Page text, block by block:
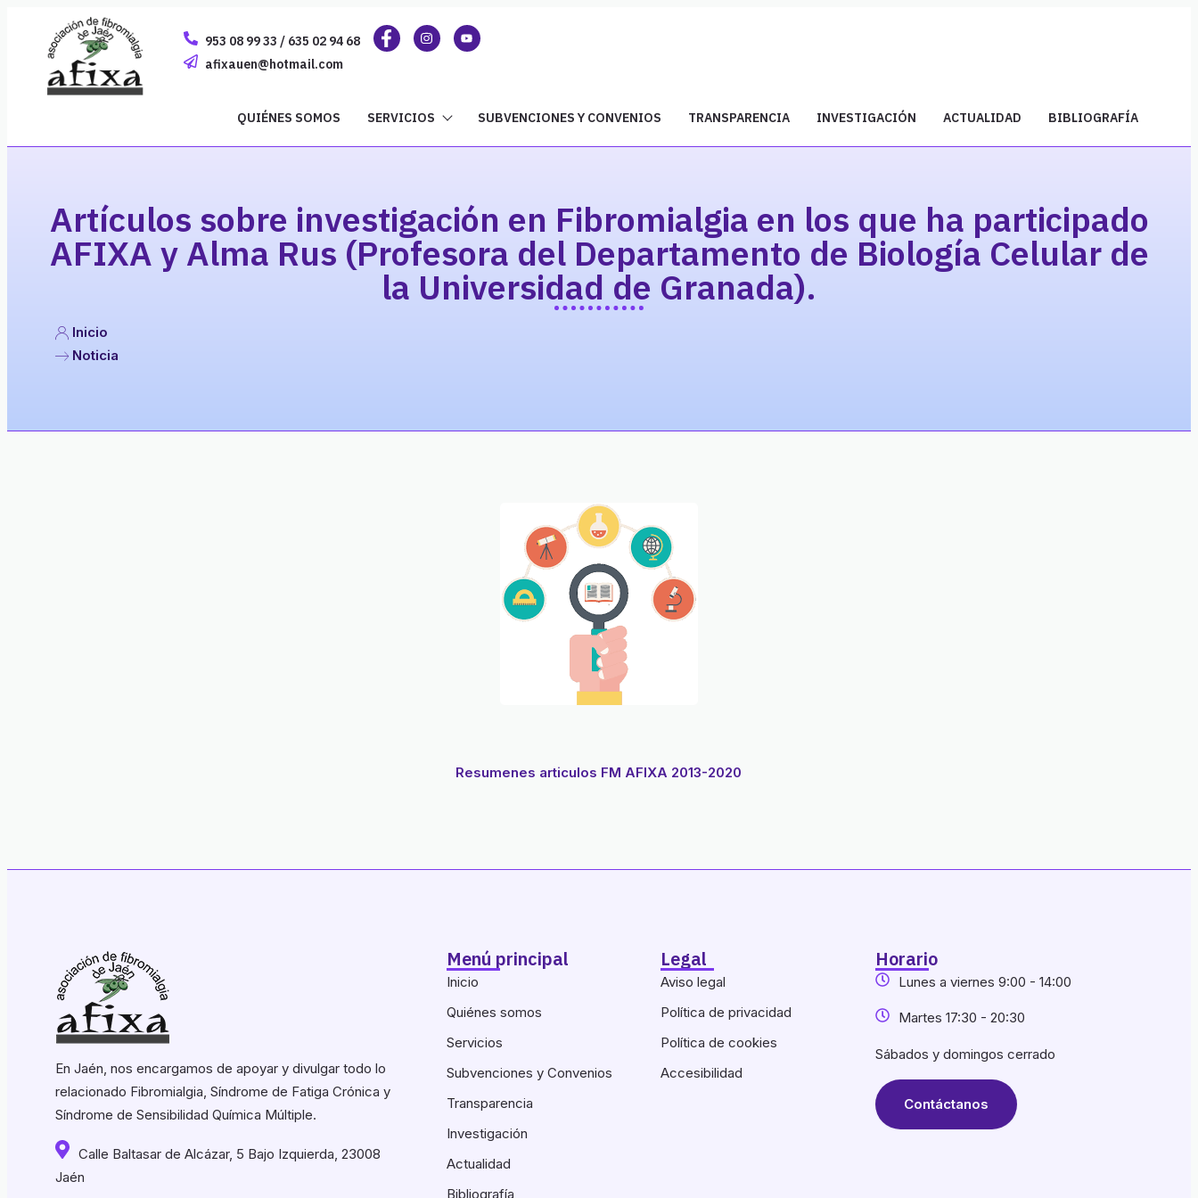
953 08 99 33 / 635 02 94 68
afixauen@hotmail.com
QUIÉNES SOMOS SERVICIOS SUBVENCIONES Y CONVENIOS TRANSPARENCIA INVESTIGACIÓN ACTUALIDAD BIBLIOGRAFÍA
Artículos sobre investigación en Fibromialgia en los que ha participado
AFIXA y Alma Rus (Profesora del Departamento de Biología Celular de
la Universidad de Granada).
Inicio
Noticia
Resumenes articulos FM AFIXA 2013-2020
En Jaén, nos encargamos de apoyar y divulgar todo lo
relacionado Fibromialgia, Síndrome de Fatiga Crónica y
Síndrome de Sensibilidad Química Múltiple.
Calle Baltasar de Alcázar, 5 Bajo Izquierda, 23008
Jaén
Menú principal
Inicio
Quiénes somos
Servicios
Subvenciones y Convenios
Transparencia
Investigación
Actualidad
Bibliografía
Legal
Aviso legal
Política de privacidad
Política de cookies
Accesibilidad
Horario
Lunes a viernes 9:00 - 14:00
Martes 17:30 - 20:30
Sábados y domingos cerrado
Contáctanos